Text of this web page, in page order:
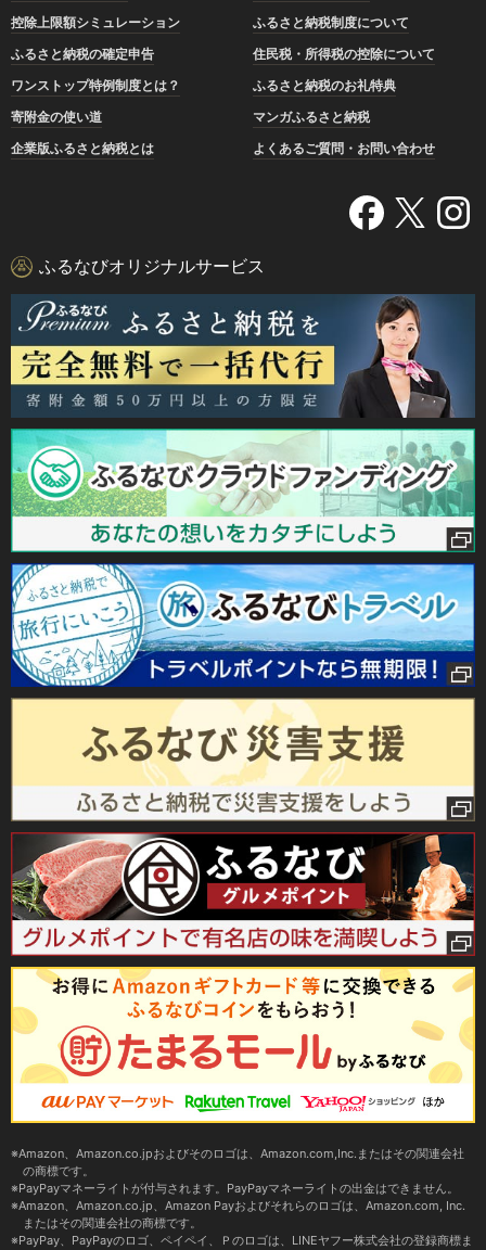
控除上限額シミュレーション
ふるさと納税制度について
ふるさと納税の確定申告
住民税・所得税の控除について
ワンストップ特例制度とは？
ふるさと納税のお礼特典
寄附金の使い道
マンガふるさと納税
企業版ふるさと納税とは
よくあるご質問・お問い合わせ
ふるなびオリジナルサービス
Amazon、Amazon.co.jpおよびそのロゴは、Amazon.com,Inc.またはその関連会社
の商標です。
PayPayマネーライトが付与されます。PayPayマネーライトの出金はできません。
Amazon、Amazon.co.jp、Amazon Payおよびそれらのロゴは、Amazon.com, Inc.
またはその関連会社の商標です。
PayPay、PayPayのロゴ、ペイペイ、Ｐのロゴは、LINEヤフー株式会社の登録商標ま